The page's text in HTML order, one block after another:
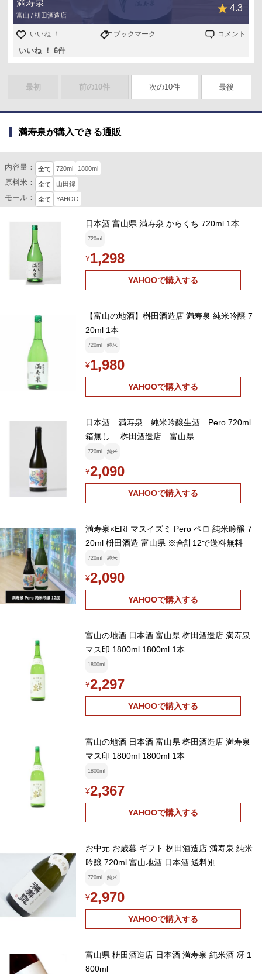
満寿泉
富山 / 枡田酒造店
4.3
いいね ！ ブックマーク コメント
いいね ！ 6件
最初 前の10件 次の10件 最後
満寿泉が購入できる通販
内容量： 全て 720ml 1800ml
原料米： 全て 山田錦
モール： 全て YAHOO
日本酒 富山県 満寿泉 からくち 720ml 1本
720ml
¥1,298
YAHOOで購入する
【富山の地酒】桝田酒造店 満寿泉 純米吟醸 7
20ml 1本
720ml 純米
¥1,980
YAHOOで購入する
日本酒 満寿泉 純米吟醸生酒 Pero 720ml
箱無し 桝田酒造店 富山県
720ml 純米
¥2,090
YAHOOで購入する
満寿泉×ERI マスイズミ Pero ペロ 純米吟醸 7
20ml 枡田酒造 富山県 ※合計12で送料無料
720ml 純米
¥2,090
YAHOOで購入する
富山の地酒 日本酒 富山県 桝田酒造店 満寿泉
マス印 1800ml 1800ml 1本
1800ml
¥2,297
YAHOOで購入する
富山の地酒 日本酒 富山県 桝田酒造店 満寿泉
マス印 1800ml 1800ml 1本
1800ml
¥2,367
YAHOOで購入する
お中元 お歳暮 ギフト 桝田酒造店 満寿泉 純米
吟醸 720ml 富山地酒 日本酒 送料別
720ml 純米
¥2,970
YAHOOで購入する
富山県 枡田酒造店 日本酒 満寿泉 純米酒 冴 1
800ml